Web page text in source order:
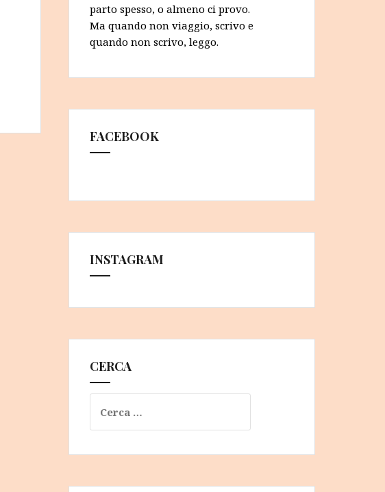
parto spesso, o almeno ci provo.
Ma quando non viaggio, scrivo e
quando non scrivo, leggo.
FACEBOOK
INSTAGRAM
CERCA
per: